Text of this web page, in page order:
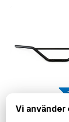
Vi använder